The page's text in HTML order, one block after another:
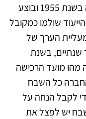
שפרטיו להלן: קרקע חקלאית נרכשה בשנת 1955 ובוצע
בגין שינוי הייעוד שולמו כמקובל
היתר למינהל בשיעור של 51% מעליית הערך של
שנתיים, בשנת
מהו מועד הרכישה
1993? לדעת החברה כל השבח
ותיקה משנת 1955 (כדי לקבל הנחה על
יש לפצל את